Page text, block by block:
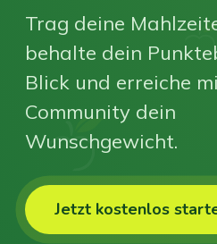
Trag deine
behalte dein
Blick und erreiche
Community dein
Wunschgewicht.
Jetzt kostenlos